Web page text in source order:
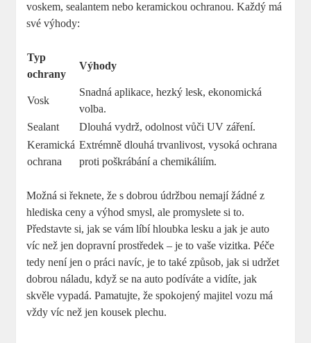
voskem, sealantem nebo keramickou ochranou. Každý má
své výhody:
Typ
ochrany
Výhody
Vosk
Snadná aplikace, hezký lesk, ekonomická
volba.
Sealant
Dlouhá vydrž, odolnost vůči UV záření.
Keramická
ochrana
Extrémně dlouhá trvanlivost, vysoká ochrana
proti poškrábání a chemikáliím.
Možná si řeknete, že s dobrou údržbou nemají žádné z
hlediska ceny a výhod smysl, ale promyslete si to.
Představte si, jak se vám líbí hloubka lesku a jak je auto
víc než jen dopravní prostředek – je to vaše vizitka. Péče
tedy není jen o práci navíc, je to také způsob, jak si udržet
dobrou náladu, když se na auto podíváte a vidíte, jak
skvěle vypadá. Pamatujte, že spokojený majitel vozu má
vždy víc než jen kousek plechu.